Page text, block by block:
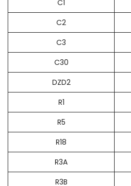
C1
C2
C3
C30
DZD2
R1
R5
R18
R3A
R3B